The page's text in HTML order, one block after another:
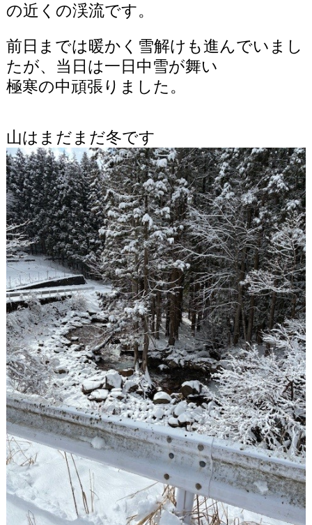
の近くの渓流です。
前日までは暖かく雪解けも進んでいまし
たが、当日は一日中雪が舞い
極寒の中頑張りました。
山はまだまだ冬です